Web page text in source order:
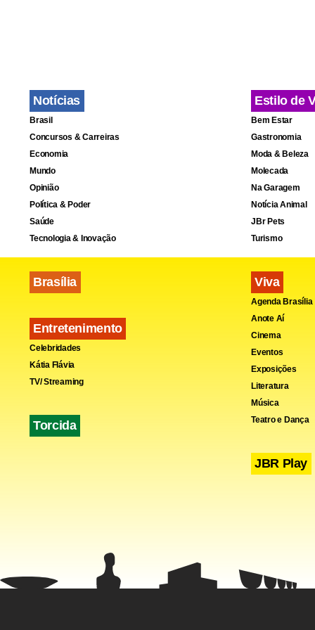
Notícias
Brasil
Concursos & Carreiras
Economia
Mundo
Opinião
Política & Poder
Saúde
Tecnologia & Inovação
Brasília
Entretenimento
Celebridades
Kátia Flávia
TV/ Streaming
Torcida
Estilo de
Bem Estar
Gastronomia
Moda & Beleza
Molecada
Na Garagem
Notícia Animal
JBr Pets
Turismo
Viva
Agenda Brasília
Anote Aí
Cinema
Eventos
Exposições
Literatura
Música
Teatro e Dança
JBR Play